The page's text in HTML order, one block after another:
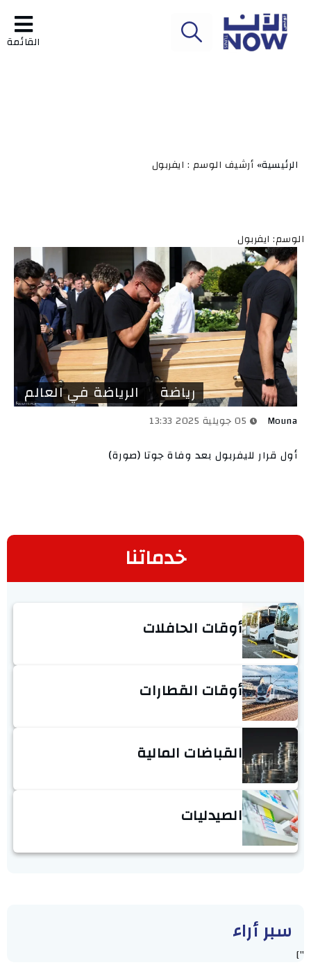
القائمة
الرئيسية» أرشيف الوسم : ايفربول
الوسم: ايفربول
رياضة الرياضة في العالم
Mouna
أول قرار لليفربول بعد وفاة جوتا (صورة)
خدماتنا
أوقات الحافلات
أوقات القطارات
القباضات المالية
الصيدليات
سبر أراء
"]